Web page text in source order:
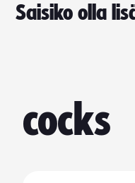
Saisiko olla
cocks